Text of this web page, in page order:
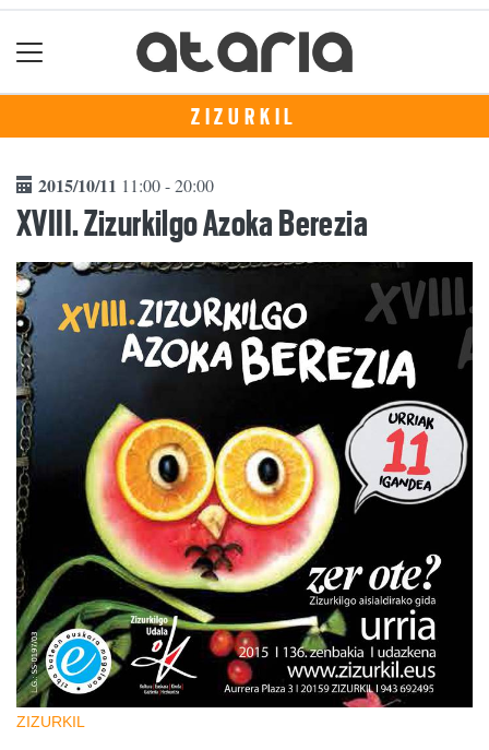
ZIZURKIL
2015/10/11 11:00 - 20:00
XVIII. Zizurkilgo Azoka Berezia
ZIZURKIL